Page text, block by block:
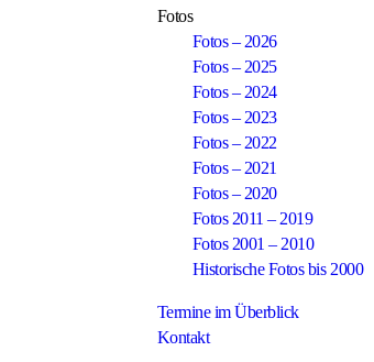
Fotos
Fotos – 2026
Fotos – 2025
Fotos – 2024
Fotos – 2023
Fotos – 2022
Fotos – 2021
Fotos – 2020
Fotos 2011 – 2019
Fotos 2001 – 2010
Historische Fotos bis 2000
Termine im Überblick
Kontakt